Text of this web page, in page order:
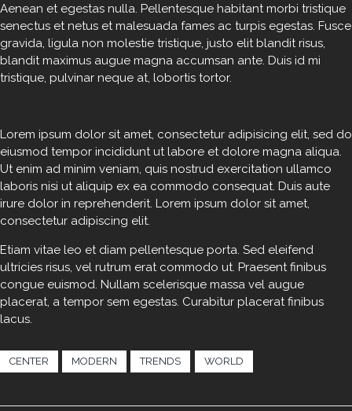
Aenean et egestas nulla. Pellentesque habitant morbi tristique
senectus et netus et malesuada fames ac turpis egestas. Fusce
gravida, ligula non molestie tristique, justo elit blandit risus,
blandit maximus augue magna accumsan ante. Duis id mi
tristique, pulvinar neque at, lobortis tortor.
t
e
t
c
l
a
k
d
g
e
g
Lorem ipsum dolor sit amet, consectetur adipisicing elit, sed do
eiusmod tempor incididunt ut labore et dolore magna aliqua.
Ut enim ad minim veniam, quis nostrud exercitation ullamco
laboris nisi ut aliquip ex ea commodo consequat. Duis aute
irure dolor in reprehenderit. Lorem ipsum dolor sit amet,
consectetur adipiscing elit.
Etiam vitae leo et diam pellentesque porta. Sed eleifend
ultricies risus, vel rutrum erat commodo ut. Praesent finibus
congue euismod. Nullam scelerisque massa vel augue
placerat, a tempor sem egestas. Curabitur placerat finibus
lacus.
CENTER MODERN TRENDS WORLD